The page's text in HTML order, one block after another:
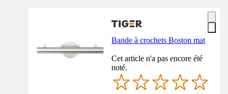
Bande à crochets Boston mat
Cet article n'a pas encore été
noté.